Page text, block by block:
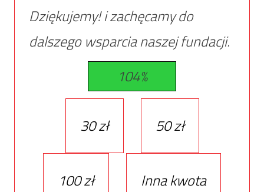
Dziękujemy! i zachęcamy do
dalszego wsparcia naszej fundacji.
104%
30 zł 50 zł
100 zł
Inna kwota